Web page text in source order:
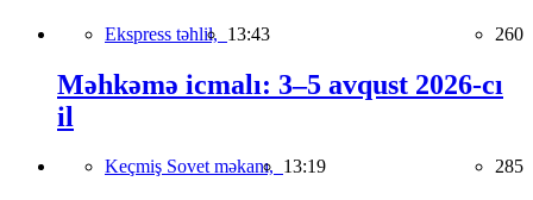
Ekspress təhlil, 13:43 260
Məhkəmə icmalı: 3–5 avqust 2026-cı
il
Keçmiş Sovet məkanı, 13:19 285